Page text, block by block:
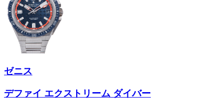
ゼニス
デファイ エクストリーム ダイバー